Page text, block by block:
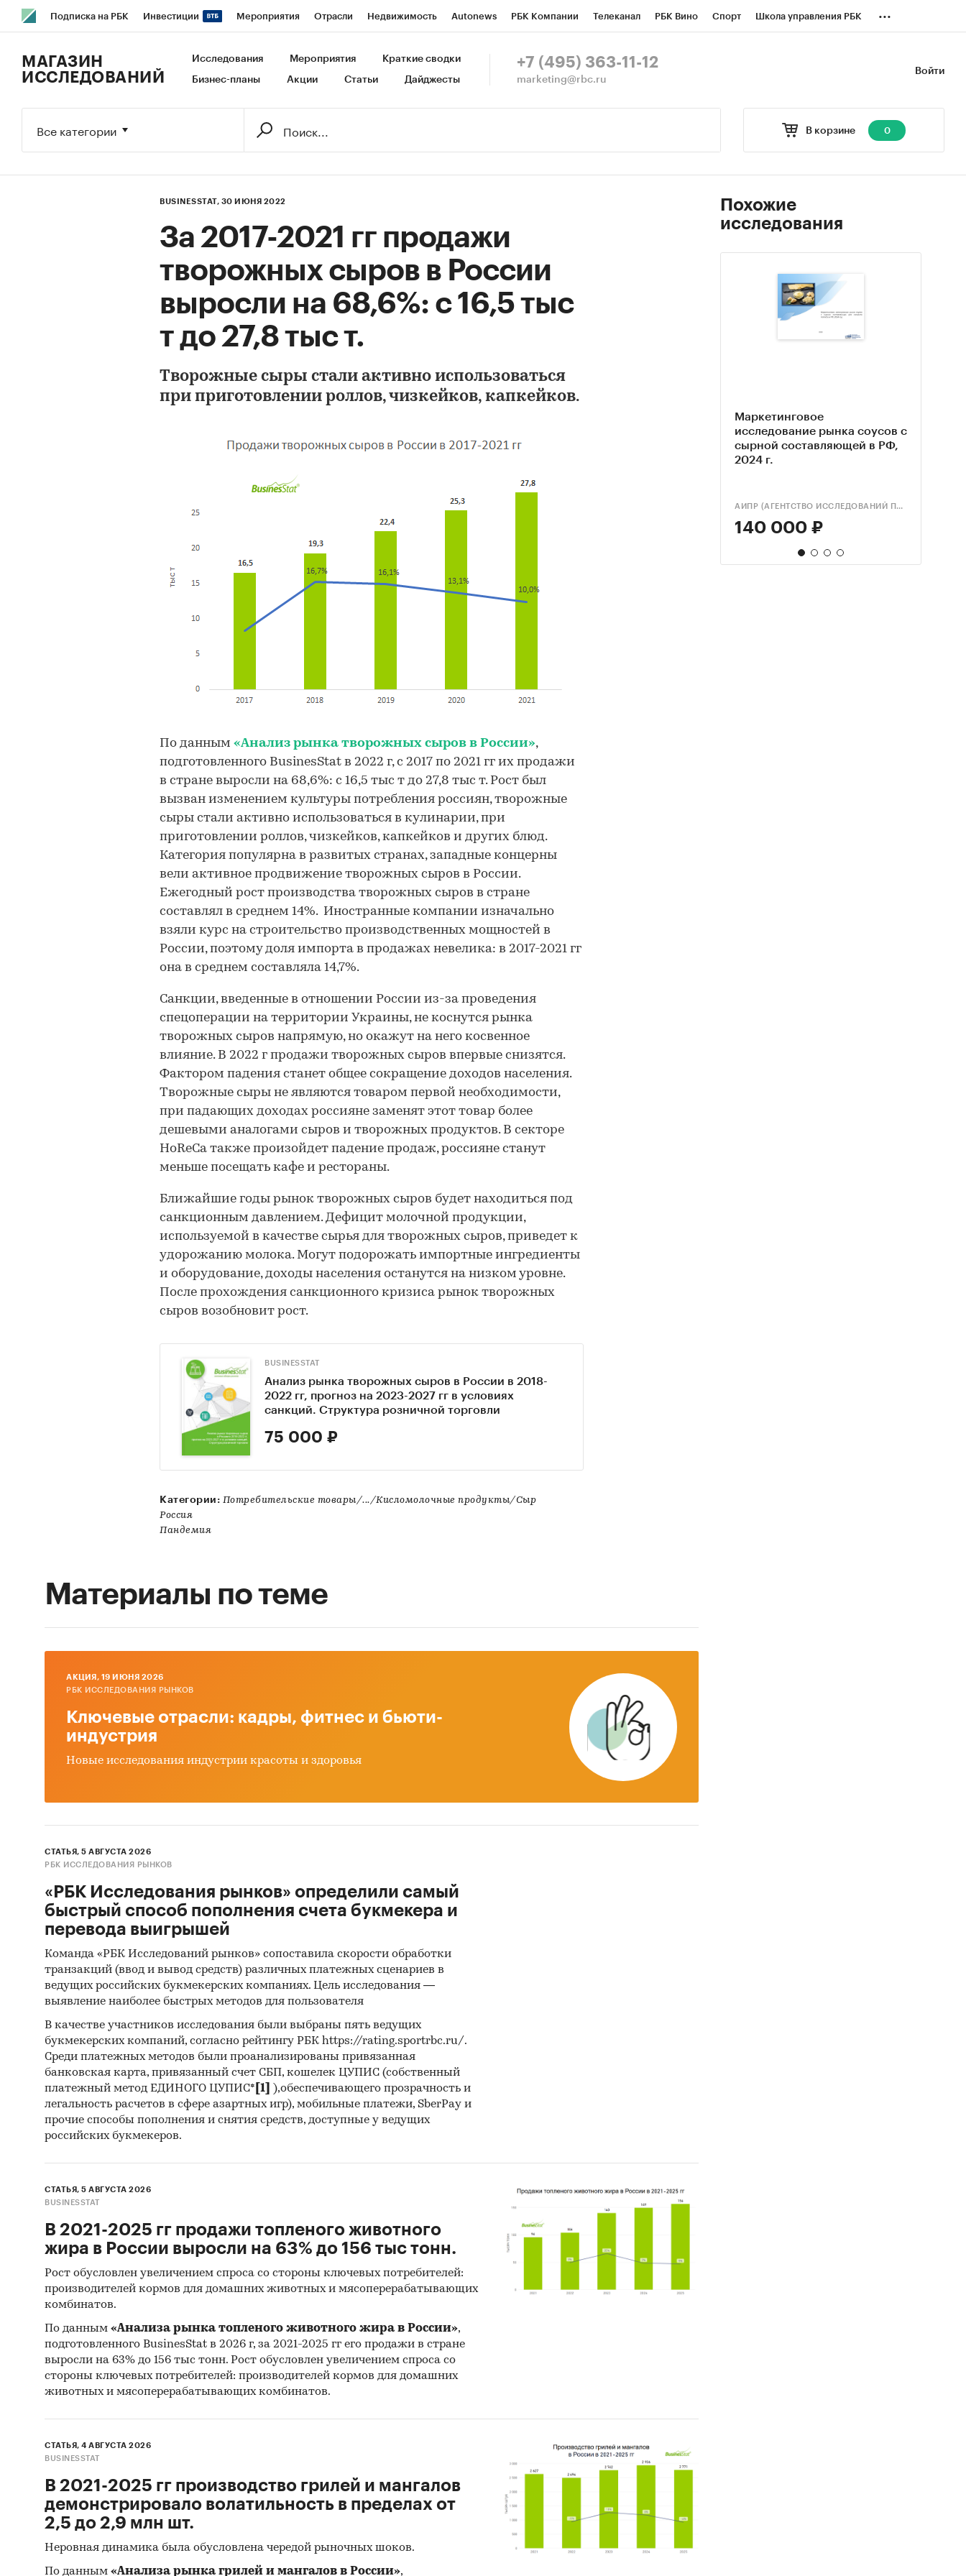
Подписка на РБК Инвестиции Мероприятия Отрасли Недвижимость Autonews РБК Компании Телеканал РБК Вино Спорт Школа управления РБК
Исследования Кредитные рейтинги Франшизы Газета Спецпроекты СПб Конференции СПб Спецпроекты
...
Войти
МАГАЗИН
ИССЛЕДОВАНИЙ
Исследования Мероприятия Краткие сводки
Бизнес-планы Акции Статьи Дайджесты
+7 (495) 363-11-12
marketing@rbc.ru
В корзине 0
Все категории
BUSINESSTAT, 30 ИЮНЯ 2022
За 2017-2021 гг продажи
творожных сыров в России
выросли на 68,6%: с 16,5 тыс
т до 27,8 тыс т.
Творожные сыры стали активно использоваться
при приготовлении роллов, чизкейков, капкейков.
По данным «Анализ рынка творожных сыров в России»,
подготовленного BusinesStat в 2022 г, с 2017 по 2021 гг их продажи
в стране выросли на 68,6%: с 16,5 тыс т до 27,8 тыс т. Рост был
вызван изменением культуры потребления россиян, творожные
сыры стали активно использоваться в кулинарии, при
приготовлении роллов, чизкейков, капкейков и других блюд.
Категория популярна в развитых странах, западные концерны
вели активное продвижение творожных сыров в России.
Ежегодный рост производства творожных сыров в стране
составлял в среднем 14%. Иностранные компании изначально
взяли курс на строительство производственных мощностей в
России, поэтому доля импорта в продажах невелика: в 2017-2021 гг
она в среднем составляла 14,7%.
Санкции, введенные в отношении России из-за проведения
спецоперации на территории Украины, не коснутся рынка
творожных сыров напрямую, но окажут на него косвенное
влияние. В 2022 г продажи творожных сыров впервые снизятся.
Фактором падения станет общее сокращение доходов населения.
Творожные сыры не являются товаром первой необходимости,
при падающих доходах россияне заменят этот товар более
дешевыми аналогами сыров и творожных продуктов. В секторе
HoReCa также произойдет падение продаж, россияне станут
меньше посещать кафе и рестораны.
Ближайшие годы рынок творожных сыров будет находиться под
санкционным давлением. Дефицит молочной продукции,
используемой в качестве сырья для творожных сыров, приведет к
удорожанию молока. Могут подорожать импортные ингредиенты
и оборудование, доходы населения останутся на низком уровне.
После прохождения санкционного кризиса рынок творожных
сыров возобновит рост.
BUSINESSTAT
Анализ рынка творожных сыров в России в 2018-
2022 гг, прогноз на 2023-2027 гг в условиях
санкций. Структура розничной торговли
75 000 ₽
Категории: Потребительские товары/.../Кисломолочные продукты/Сыр
Россия
Пандемия
Похожие
исследования
Маркетинговое
исследование рынка соусов с
сырной составляющей в РФ,
2024 г.
АИПР (АГЕНТСТВО ИССЛЕДОВАНИЙ ПРОМЫШЛЕННЫХ И ПОТРЕБИТЕЛЬСКИХ РЫНКОВ)
140 000 ₽
Материалы по теме
AКЦИЯ, 19 ИЮНЯ 2026
РБК ИССЛЕДОВАНИЯ РЫНКОВ
Ключевые отрасли: кадры, фитнес и бьюти-
индустрия
Новые исследования индустрии красоты и здоровья
СТАТЬЯ, 5 АВГУСТА 2026
РБК ИССЛЕДОВАНИЯ РЫНКОВ
«РБК Исследования рынков» определили самый
быстрый способ пополнения счета букмекера и
перевода выигрышей
Команда «РБК Исследований рынков» сопоставила скорости обработки
транзакций (ввод и вывод средств) различных платежных сценариев в
ведущих российских букмекерских компаниях. Цель исследования —
выявление наиболее быстрых методов для пользователя
В качестве участников исследования были выбраны пять ведущих
букмекерских компаний, согласно рейтингу РБК https://rating.sportrbc.ru/.
Среди платежных методов были проанализированы привязанная
банковская карта, привязанный счет СБП, кошелек ЦУПИС (собственный
платежный метод ЕДИНОГО ЦУПИС* [1]
),обеспечивающего прозрачность и
легальность расчетов в сфере азартных игр), мобильные платежи, SberPay и
прочие способы пополнения и снятия средств, доступные у ведущих
российских букмекеров.
СТАТЬЯ, 5 АВГУСТА 2026
BUSINESSTAT
В 2021-2025 гг продажи топленого животного
жира в России выросли на 63% до 156 тыс тонн.
Рост обусловлен увеличением спроса со стороны ключевых потребителей:
производителей кормов для домашних животных и мясоперерабатывающих
комбинатов.
По данным «Анализа рынка топленого животного жира в России»,
подготовленного BusinesStat в 2026 г, за 2021-2025 гг его продажи в стране
выросли на 63% до 156 тыс тонн. Рост обусловлен увеличением спроса со
стороны ключевых потребителей: производителей кормов для домашних
животных и мясоперерабатывающих комбинатов.
СТАТЬЯ, 4 АВГУСТА 2026
BUSINESSTAT
В 2021-2025 гг производство грилей и мангалов
демонстрировало волатильность в пределах от
2,5 до 2,9 млн шт.
Неровная динамика была обусловлена чередой рыночных шоков.
По данным «Анализа рынка грилей и мангалов в России»,